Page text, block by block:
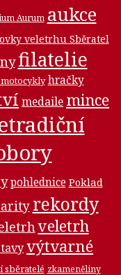
Aurum aukce
veletrhu Sběratel
filatelie
hračky
medaile mince
pohlednice Poklad
rekordy
veletrh
výtvarné
sběratelé zkameněliny